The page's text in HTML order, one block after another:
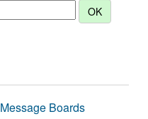
Message Boards